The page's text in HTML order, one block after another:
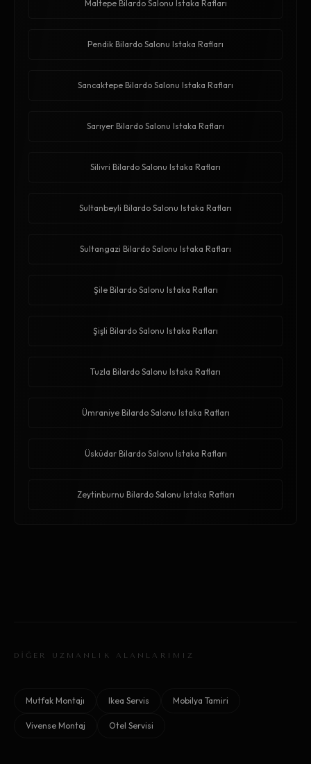
Maltepe Bilardo Salonu Istaka Rafları
Pendik Bilardo Salonu Istaka Rafları
Sancaktepe Bilardo Salonu Istaka Rafları
Sarıyer Bilardo Salonu Istaka Rafları
Silivri Bilardo Salonu Istaka Rafları
Sultanbeyli Bilardo Salonu Istaka Rafları
Sultangazi Bilardo Salonu Istaka Rafları
Şile Bilardo Salonu Istaka Rafları
Şişli Bilardo Salonu Istaka Rafları
Tuzla Bilardo Salonu Istaka Rafları
Ümraniye Bilardo Salonu Istaka Rafları
Üsküdar Bilardo Salonu Istaka Rafları
Zeytinburnu Bilardo Salonu Istaka Rafları
DİĞER UZMANLIK ALANLARIMIZ
Mutfak Montajı Ikea Servis Mobilya Tamiri
Vivense Montaj Otel Servisi